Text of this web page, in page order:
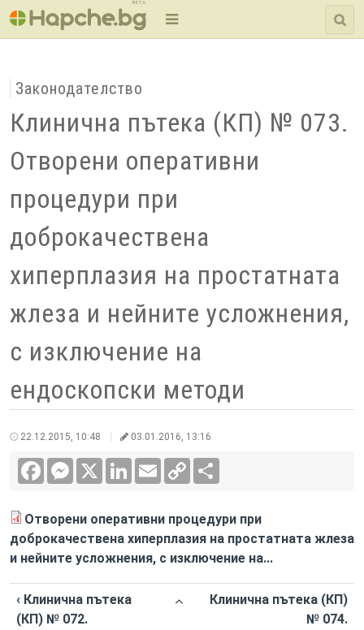
BETA
Законодателство
Клинична пътека (КП) № 073.
Отворени оперативни
процедури при
доброкачествена
хиперплазия на простатната
жлеза и нейните усложнения,
с изключение на
ендоскопски методи
22.12.2015, 10:48 03.01.2016, 13:16
FacebookMessenger LinkedInEmail
Copy
Link
Отворени оперативни процедури при
доброкачествена хиперплазия на простатната жлеза
и нейните усложнения, с изключение на...
‹ Клинична пътека
(КП) № 072.
Клинична пътека (КП)
№ 074.